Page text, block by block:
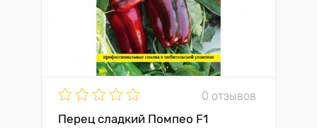
0 отзывов
Перец сладкий Помпео F1